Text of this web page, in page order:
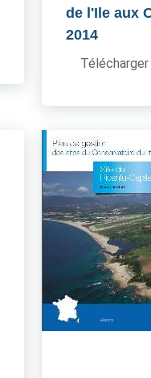
de l'Ile aux
2014